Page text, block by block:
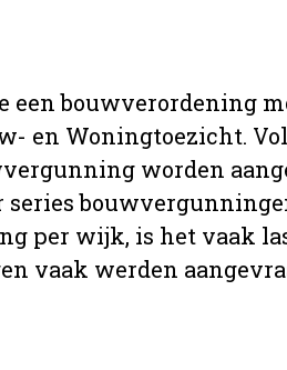
een bouwverordening
en Woningtoezicht.
worden
series
per wijk, is het vaak
vaak werden